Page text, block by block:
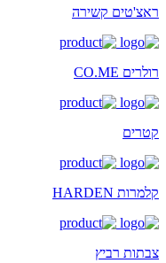
ראצ'טים קשירה
רולרים CO.ME
קטרים
קלמרות HARDEN
צבתות רביץ